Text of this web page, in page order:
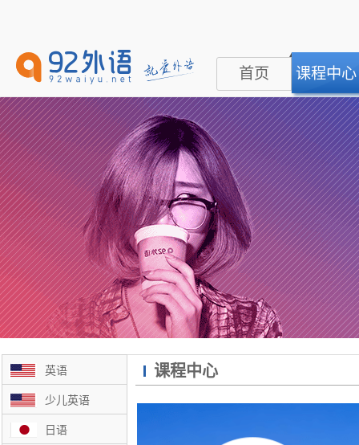
首页 课程中心
英语
少儿英语
日语
课程中心